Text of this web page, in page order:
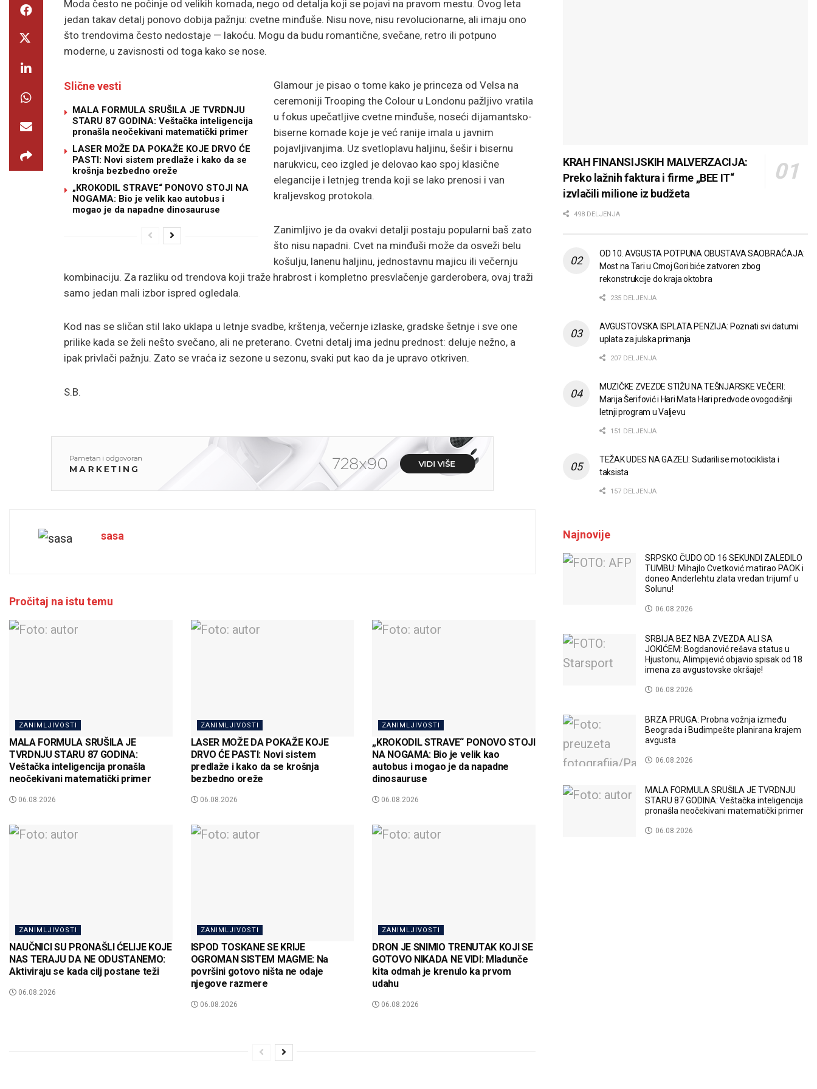
Moda često ne počinje od velikih komada, nego od detalja koji se pojavi na pravom mestu. Ovog leta
jedan takav detalj ponovo dobija pažnju: cvetne minđuše. Nisu nove, nisu revolucionarne, ali imaju ono
što trendovima često nedostaje — lakoću. Mogu da budu romantične, svečane, retro ili potpuno
moderne, u zavisnosti od toga kako se nose.
Slične vesti
MALA FORMULA SRUŠILA JE TVRDNJU
STARU 87 GODINA: Veštačka inteligencija
pronašla neočekivani matematički primer
LASER MOŽE DA POKAŽE KOJE DRVO ĆE
PASTI: Novi sistem predlaže i kako da se
krošnja bezbedno oreže
„KROKODIL STRAVE“ PONOVO STOJI NA
NOGAMA: Bio je velik kao autobus i
mogao je da napadne dinosauruse
Glamour je pisao o tome kako je princeza od Velsa na
ceremoniji Trooping the Colour u Londonu pažljivo vratila
u fokus upečatljive cvetne minđuše, noseći dijamantsko-
biserne komade koje je već ranije imala u javnim
pojavljivanjima. Uz svetloplavu haljinu, šešir i bisernu
narukvicu, ceo izgled je delovao kao spoj klasične
elegancije i letnjeg trenda koji se lako prenosi i van
kraljevskog protokola.
Zanimljivo je da ovakvi detalji postaju popularni baš zato
što nisu napadni. Cvet na minđuši može da osveži belu
košulju, lanenu haljinu, jednostavnu majicu ili večernju
kombinaciju. Za razliku od trendova koji traže hrabrost i kompletno presvlačenje garderobera, ovaj traži
samo jedan mali izbor ispred ogledala.
Kod nas se sličan stil lako uklapa u letnje svadbe, krštenja, večernje izlaske, gradske šetnje i sve one
prilike kada se želi nešto svečano, ali ne preterano. Cvetni detalj ima jednu prednost: deluje nežno, a
ipak privlači pažnju. Zato se vraća iz sezone u sezonu, svaki put kao da je upravo otkriven.
S.B.
sasa
Pročitaj na istu temu
ZANIMLJIVOSTI
MALA FORMULA SRUŠILA JE
TVRDNJU STARU 87 GODINA:
Veštačka inteligencija pronašla
neočekivani matematički primer
06.08.2026
ZANIMLJIVOSTI
LASER MOŽE DA POKAŽE KOJE
DRVO ĆE PASTI: Novi sistem
predlaže i kako da se krošnja
bezbedno oreže
06.08.2026
ZANIMLJIVOSTI
„KROKODIL STRAVE“ PONOVO STOJI
NA NOGAMA: Bio je velik kao
autobus i mogao je da napadne
dinosauruse
06.08.2026
ZANIMLJIVOSTI
NAUČNICI SU PRONAŠLI ĆELIJE KOJE
NAS TERAJU DA NE ODUSTANEMO:
Aktiviraju se kada cilj postane teži
06.08.2026
ZANIMLJIVOSTI
ISPOD TOSKANE SE KRIJE
OGROMAN SISTEM MAGME: Na
površini gotovo ništa ne odaje
njegove razmere
06.08.2026
ZANIMLJIVOSTI
DRON JE SNIMIO TRENUTAK KOJI SE
GOTOVO NIKADA NE VIDI: Mladunče
kita odmah je krenulo ka prvom
udahu
06.08.2026
KRAH FINANSIJSKIH MALVERZACIJA:
Preko lažnih faktura i firme „BEE IT“
izvlačili milione iz budžeta
498 DELJENJA
OD 10. AVGUSTA POTPUNA OBUSTAVA SAOBRAĆAJA:
Most na Tari u Crnoj Gori biće zatvoren zbog
rekonstrukcije do kraja oktobra
235 DELJENJA
AVGUSTOVSKA ISPLATA PENZIJA: Poznati svi datumi
uplata za julska primanja
207 DELJENJA
MUZIČKE ZVEZDE STIŽU NA TEŠNJARSKE VEČERI:
Marija Šerifović i Hari Mata Hari predvode ovogodišnji
letnji program u Valjevu
151 DELJENJA
TEŽAK UDES NA GAZELI: Sudarili se motociklista i
taksista
157 DELJENJA
Najnovije
SRPSKO ČUDO OD 16 SEKUNDI ZALEDILO
TUMBU: Mihajlo Cvetković matirao PAOK i
doneo Anderlehtu zlata vredan trijumf u
Solunu!
06.08.2026
SRBIJA BEZ NBA ZVEZDA ALI SA
JOKIĆEM: Bogdanović rešava status u
Hjustonu, Alimpijević objavio spisak od 18
imena za avgustovske okršaje!
06.08.2026
BRZA PRUGA: Probna vožnja između
Beograda i Budimpešte planirana krajem
avgusta
06.08.2026
MALA FORMULA SRUŠILA JE TVRDNJU
STARU 87 GODINA: Veštačka inteligencija
pronašla neočekivani matematički primer
06.08.2026